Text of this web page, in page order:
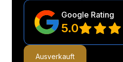
Google Rating
5.0
Ausverkauft